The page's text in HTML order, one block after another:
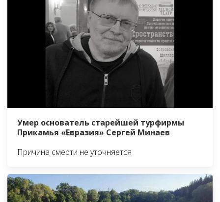
Умер основатель старейшей турфирмы
Прикамья «Евразия» Сергей Минаев
Причина смерти не уточняется